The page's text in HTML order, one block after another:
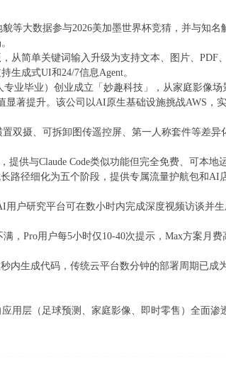
等大数据参与2026美加墨世界杯竞猜，并与知
从简单关键词输入升级为支持文本、图片、
生成式UI和24/7信息Agent。
业毕业）创业成立「妙趣科技」，从家庭影像场
显著提升。该公司以AI原生基础设施挑战AWS，
双摄、可拆卸图传遥控屏、第一人称套件等差
提供与Claude Code类似功能但完全免费、可本
路径细化为五个阶段，提供专属流量护航包和
用户研究平台可在数小时内完成深度视频访谈并
，Pro用户每5小时仅10-40次提示，Max方案月
内生成代码，传统云平台数分钟的部署周期已
用层（足球预测、家庭影像、即时零售）全面